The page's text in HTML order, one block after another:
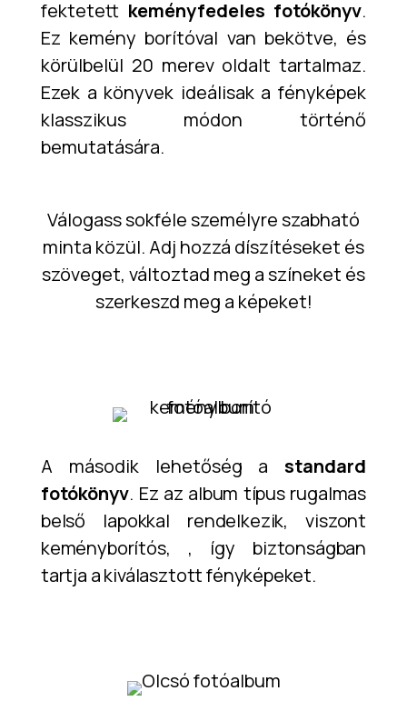
fektetett keményfedeles fotókönyv.
Ez kemény borítóval van bekötve, és
körülbelül 20 merev oldalt tartalmaz.
Ezek a könyvek ideálisak a fényképek
klasszikus módon történő
bemutatására.
Válogass sokféle személyre szabható
minta közül. Adj hozzá díszítéseket és
szöveget, változtad meg a színeket és
szerkeszd meg a képeket!
A második lehetőség a standard
fotókönyv. Ez az album típus rugalmas
belső lapokkal rendelkezik, viszont
keményborítós, , így biztonságban
tartja a kiválasztott fényképeket.